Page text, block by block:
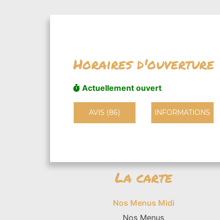
Horaires d'ouverture
Actuellement ouvert
AVIS (86) INFORMATIONS
La carte
Nos Menus Midi
Nos Menus